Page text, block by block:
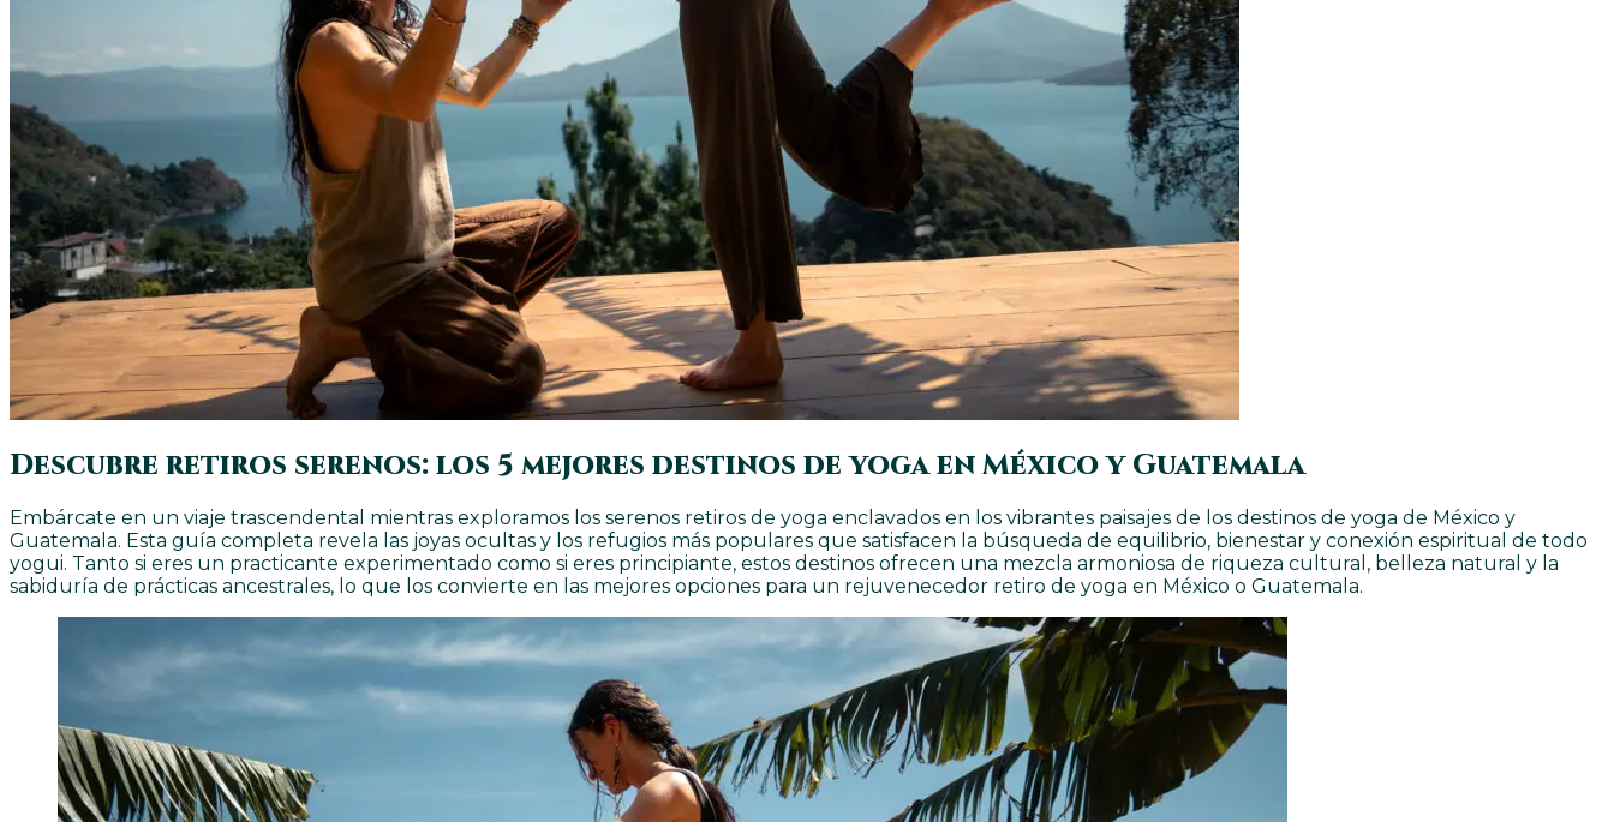
Descubre retiros serenos: los 5 mejores destinos de yoga en México y Guatemala
Embárcate en un viaje trascendental mientras exploramos los serenos retiros de yoga enclavados en los vibrantes paisajes de los destinos de yoga de México y
Guatemala. Esta guía completa revela las joyas ocultas y los refugios más populares que satisfacen la búsqueda de equilibrio, bienestar y conexión espiritual de todo
yogui. Tanto si eres un practicante experimentado como si eres principiante, estos destinos ofrecen una mezcla armoniosa de riqueza cultural, belleza natural y la
sabiduría de prácticas ancestrales, lo que los convierte en las mejores opciones para un rejuvenecedor retiro de yoga en México o Guatemala.